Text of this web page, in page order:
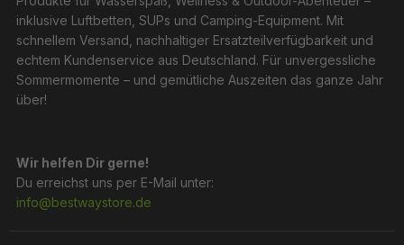
inklusive Luftbetten, SUPs und Camping-Equipment. Mit
schnellem Versand, nachhaltiger Ersatzteilverfügbarkeit und
echtem Kundenservice aus Deutschland. Für unvergessliche
Sommermomente – und gemütliche Auszeiten das ganze Jahr
über!
Wir helfen Dir gerne!
Du erreichst uns per E-Mail unter:
info@bestwaystore.de